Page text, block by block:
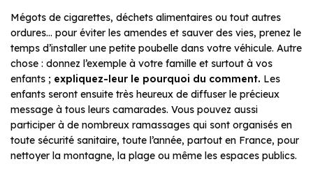
Mégots de cigarettes, déchets alimentaires ou tout autres
ordures… pour éviter les amendes et sauver des vies, prenez le
temps d’installer une petite poubelle dans votre véhicule. Autre
chose : donnez l’exemple à votre famille et surtout à vos
enfants ; expliquez-leur le pourquoi du comment. Les
enfants seront ensuite très heureux de diffuser le précieux
message à tous leurs camarades. Vous pouvez aussi
participer à de nombreux ramassages qui sont organisés en
toute sécurité sanitaire, toute l’année, partout en France, pour
nettoyer la montagne, la plage ou même les espaces publics.